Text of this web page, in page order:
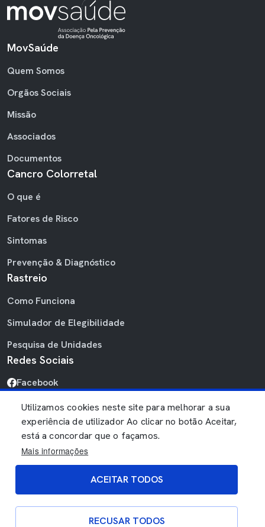
RODAPÉ
MovSaúde
Quem Somos
Orgãos Sociais
Missão
Associados
Documentos
Cancro Colorretal
O que é
Fatores de Risco
Sintomas
Prevenção & Diagnóstico
Rastreio
Como Funciona
Simulador de Elegibilidade
Pesquisa de Unidades
Redes Sociais
Facebook
Linkedin
Youtube
Utilizamos cookies neste site para melhorar a sua
experiência de utilizador Ao clicar no botão Aceitar,
está a concordar que o façamos.
Mais informações
RECUSAR TODOS
ACEITAR TODOS
Politica de dados
Politica de cookies
Política de Privacidade